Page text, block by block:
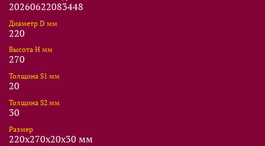
20260622083448
Диаметр D мм
220
Высота Н мм
270
Толщина S1 мм
20
Толщина S2 мм
30
Размер
220x270x20x30 мм